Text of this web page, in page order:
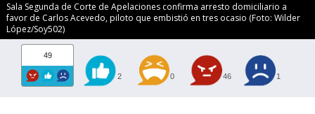
Sala Segunda de Corte de Apelaciones confirma arresto domiciliario a
favor de Carlos Acevedo, piloto que embistió en tres ocasio (Foto: Wilder
López/Soy502)
49
2 0 46 1